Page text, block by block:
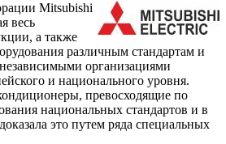
Mitsubishi
весь
а также
различным стандартам и
организациями
и национального уровня.
превосходящие по
национальных стандартов и в
это путем ряда специальных